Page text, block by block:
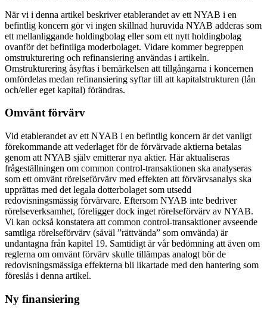
När vi i denna artikel beskriver etablerandet av ett NYAB i en
befintlig koncern gör vi ingen skillnad huruvida NYAB adderas som
ett mellanliggande holdingbolag eller som ett nytt holdingbolag
ovanför det befintliga moderbolaget. Vidare kommer begreppen
omstrukturering och refinansiering användas i artikeln.
Omstrukturering åsyftas i bemärkelsen att tillgångarna i koncernen
omfördelas medan refinansiering syftar till att kapitalstrukturen (lån
och/eller eget kapital) förändras.
Omvänt förvärv
Vid etablerandet av ett NYAB i en befintlig koncern är det vanligt
förekommande att vederlaget för de förvärvade aktierna betalas
genom att NYAB själv emitterar nya aktier. Här aktualiseras
frågeställningen om common control-transaktionen ska analyseras
som ett omvänt rörelseförvärv med effekten att förvärvsanalys ska
upprättas med det legala dotterbolaget som utsedd
redovisningsmässig förvärvare. Eftersom NYAB inte bedriver
rörelseverksamhet, föreligger dock inget rörelseförvärv av NYAB.
Vi kan också konstatera att common control-transaktioner avseende
samtliga rörelseförvärv (såväl ”rättvända” som omvända) är
undantagna från kapitel 19. Samtidigt är vår bedömning att även om
reglerna om omvänt förvärv skulle tillämpas analogt bör de
redovisningsmässiga effekterna bli likartade med den hantering som
föreslås i denna artikel.
Ny finansiering